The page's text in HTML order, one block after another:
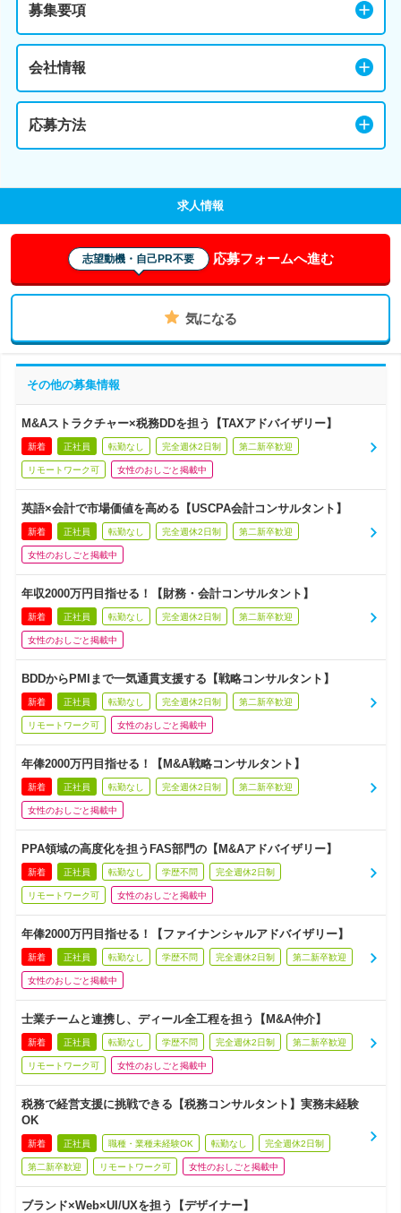
募集要項
会社情報
応募方法
求人情報
志望動機・自己PR不要 応募フォームへ進む
気になる
その他の募集情報
M&Aストラクチャー×税務DDを担う【TAXアドバイザリー】
新着 正社員 転勤なし 完全週休2日制 第二新卒歓迎
リモートワーク可 女性のおしごと掲載中
英語×会計で市場価値を高める【USCPA会計コンサルタント】
新着 正社員 転勤なし 完全週休2日制 第二新卒歓迎
女性のおしごと掲載中
年収2000万円目指せる！【財務・会計コンサルタント】
新着 正社員 転勤なし 完全週休2日制 第二新卒歓迎
女性のおしごと掲載中
BDDからPMIまで一気通貫支援する【戦略コンサルタント】
新着 正社員 転勤なし 完全週休2日制 第二新卒歓迎
リモートワーク可 女性のおしごと掲載中
年俸2000万円目指せる！【M&A戦略コンサルタント】
新着 正社員 転勤なし 完全週休2日制 第二新卒歓迎
女性のおしごと掲載中
PPA領域の高度化を担うFAS部門の【M&Aアドバイザリー】
新着 正社員 転勤なし 学歴不問 完全週休2日制
リモートワーク可 女性のおしごと掲載中
年俸2000万円目指せる！【ファイナンシャルアドバイザリー】
新着 正社員 転勤なし 学歴不問 完全週休2日制 第二新卒歓迎
女性のおしごと掲載中
士業チームと連携し、ディール全工程を担う【M&A仲介】
新着 正社員 転勤なし 学歴不問 完全週休2日制 第二新卒歓迎
リモートワーク可 女性のおしごと掲載中
税務で経営支援に挑戦できる【税務コンサルタント】実務未経験
OK
新着 正社員 職種・業種未経験OK 転勤なし 完全週休2日制
第二新卒歓迎 リモートワーク可 女性のおしごと掲載中
ブランド×Web×UI/UXを担う【デザイナー】